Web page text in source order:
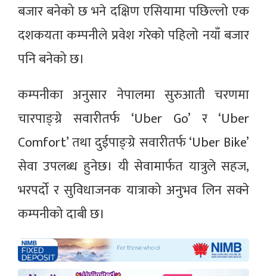
बजार बनेको छ भने दक्षिण एसियामा पछिल्लो एक
दशकयता कम्पनीले प्रवेश गरेको पहिलो नयाँ बजार
पनि बनेको छ।
कम्पनीका अनुसार नेपालमा सुरुआती चरणमा
चारपाङ्ग्रे सवारीतर्फ ‘Uber Go’ र ‘Uber
Comfort’ तथा दुईपाङ्ग्रे सवारीतर्फ ‘Uber Bike’
सेवा उपलब्ध हुनेछ। यी सेवामार्फत यात्रुले सहज,
भरपर्दो र सुविधाजनक यात्राको अनुभव लिन सक्ने
कम्पनीको दाबी छ।